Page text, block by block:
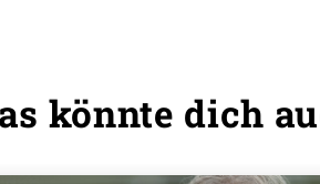
könnte dich